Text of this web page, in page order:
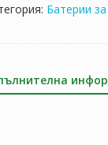
Батерии